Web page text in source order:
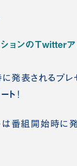
ョンのTwitterア
に発表されるプレ
ト ！
は番組開始時に発